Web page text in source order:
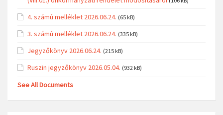
4. számú melléklet 2026.06.24. (65 kB)
3. számú melléklet 2026.06.24. (335 kB)
Jegyzőkönyv 2026.06.24. (215 kB)
Ruszin jegyzőkönyv 2026.05.04. (932 kB)
See All Documents